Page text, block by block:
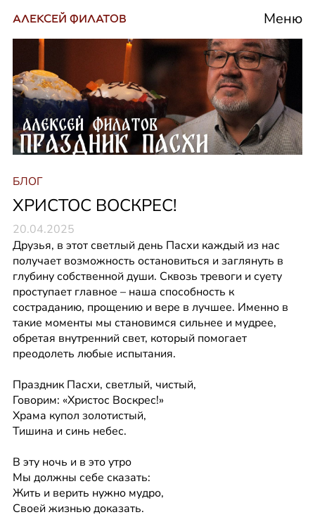
АЛЕКСЕЙ ФИЛАТОВ Меню
БЛОГ
ХРИСТОС ВОСКРЕС!
20.04.2025
Друзья, в этот светлый день Пасхи каждый из нас
получает возможность остановиться и заглянуть в
глубину собственной души. Сквозь тревоги и суету
проступает главное – наша способность к
состраданию, прощению и вере в лучшее. Именно в
такие моменты мы становимся сильнее и мудрее,
обретая внутренний свет, который помогает
преодолеть любые испытания.
Праздник Пасхи, светлый, чистый,
Говорим: «Христос Воскрес!»
Храма купол золотистый,
Тишина и синь небес.
В эту ночь и в это утро
Мы должны себе сказать:
Жить и верить нужно мудро,
Своей жизнью доказать.